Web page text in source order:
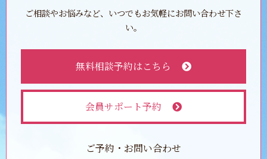
ご相談やお悩みなど、いつでもお気軽にお問い合わせ下さ
い。
無料相談予約はこちら
会員サポート予約
ご予約・お問い合わせ